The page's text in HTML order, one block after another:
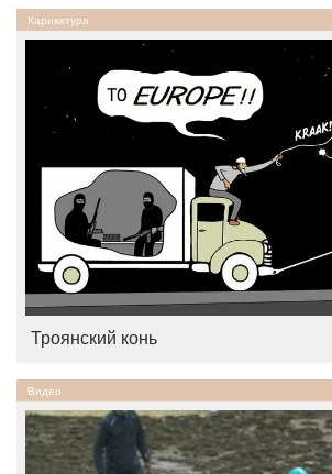
Карикатура
Троянский конь
Видео